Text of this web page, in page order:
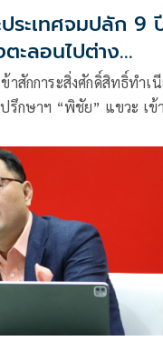
ระเทศจมปลัก 9
ะลอนไปต่าง
สักการะสิ่งศักดิ์สิทธิ์ทำเ
รึกษาฯ “พิชัย” แขวะ เข้า